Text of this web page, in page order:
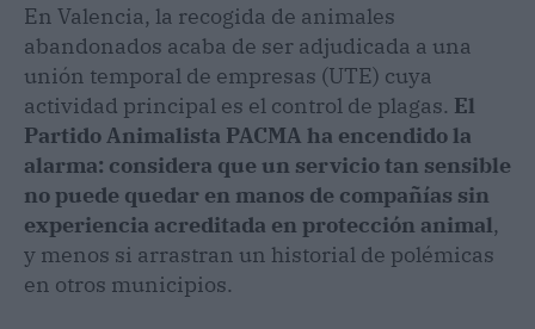
En Valencia, la recogida de animales
abandonados acaba de ser adjudicada a una
unión temporal de empresas (UTE) cuya
actividad principal es el control de plagas. El
Partido Animalista PACMA ha encendido la
alarma: considera que un servicio tan sensible
no puede quedar en manos de compañías sin
experiencia acreditada en protección animal,
y menos si arrastran un historial de polémicas
en otros municipios.